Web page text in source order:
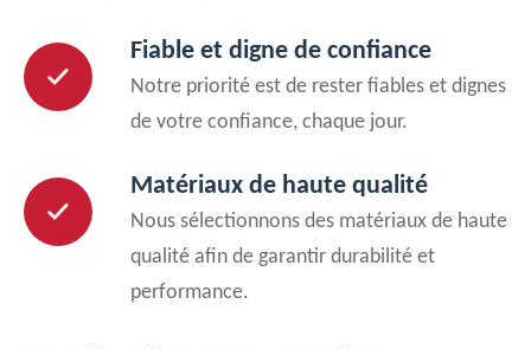
Fiable et digne de confiance
Notre priorité est de rester fiables et dignes
de votre confiance, chaque jour.
Matériaux de haute qualité
Nous sélectionnons des matériaux de haute
qualité afin de garantir durabilité et
performance.